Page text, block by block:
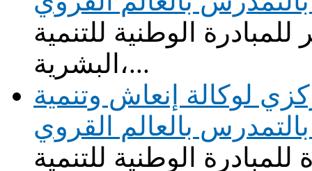
الوطنية للتنمية
البشرية،...
لوكالة إنعاش وتنمية
بالعالم القروي